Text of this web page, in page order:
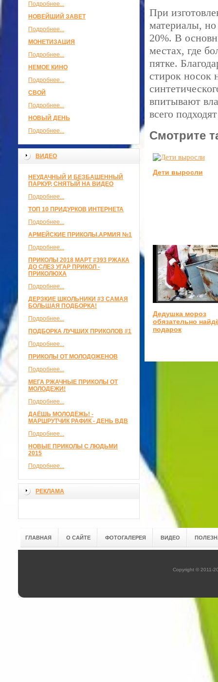
Подробнее...
НОВЕЙШИЙ ЗАВЕТ
Подробнее...
МОНЕТИЗАЦИЯ
Подробнее...
НЕМОЕ КИНО
Подробнее...
СВОЙ
Подробнее...
НОВЫЙ ДЕНЬ
Подробнее...
ВИДЕО
НЕУДАЧНЫЙ И БЕЗБАШЕННЫЙ
ПАРКУР, СНЯТЫЙ НА ВИДЕО
Подробнее...
ТОП 10 ПРИДУРКОВ ИНТЕРНЕТА
Подробнее...
АРМЕЙСКИЕ ПРИКОЛЫ.АРМИЯ №1
Подробнее...
ПРИКОЛЫ 2018 МАРТ #393 РЖАКА
ДО СЛЕЗ УГАР ПРИКОЛ -
ПРИКОЛЮХА
Подробнее...
ДЕРЗКИЕ ШКОЛЬНИКИ #3 САМАЯ
БОЛЬШАЯ ПОДБОРКА!
Подробнее...
ПОДБОРКА ЛУЧШИХ ПРИКОЛОВ #1
Подробнее...
ПРИКОЛЫ ОТ МОЛОДОЖЕНОВ
Подробнее...
МЕГА РЖАЧНЫЕ ПРИКОЛЫ ОТ
МОЛОДЕЖИ!
Подробнее...
ДАЁШЬ МОЛОДЁЖЬ! -
МАРШРУТЧИК РАФИК - ДЕНЬ ВДВ
Подробнее...
НОВЫЕ ПРИКОЛЫ С ЛЮДЬМИ
2015
Подробнее...
РЕКЛАМА
При
материалы,
20%. В
местах, где
пятке.
стирок носок
впитывают
всего
Смотрите
Дети выросли
Дедушка мороз
обязательно
подарок
ГЛАВНАЯ О САЙТЕ ФОТОГАЛЕРЕЯ ВИДЕО
Copyright © 2011-